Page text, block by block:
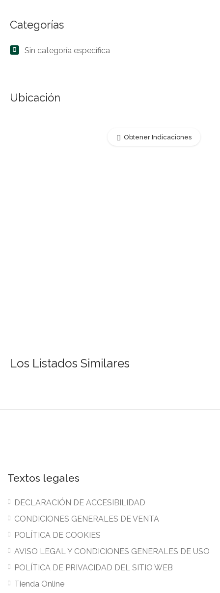
Categorías
Sin categoría específica
Ubicación
Obtener Indicaciones
Los Listados Similares
Textos legales
DECLARACIÓN DE ACCESIBILIDAD
CONDICIONES GENERALES DE VENTA
POLÍTICA DE COOKIES
AVISO LEGAL Y CONDICIONES GENERALES DE USO
POLÍTICA DE PRIVACIDAD DEL SITIO WEB
Tienda Online